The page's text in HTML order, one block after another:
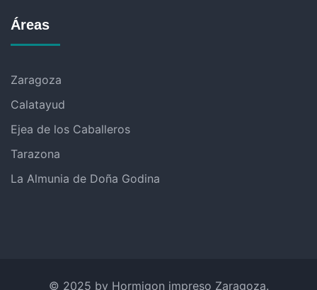
Áreas
Zaragoza
Calatayud
Ejea de los Caballeros
Tarazona
La Almunia de Doña Godina
© 2025 by Hormigon impreso Zaragoza.